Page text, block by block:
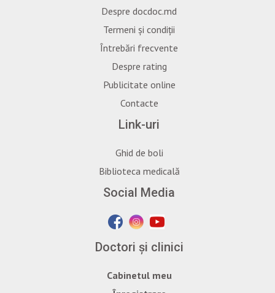
Despre docdoc.md
Termeni și condiții
Întrebări frecvente
Despre rating
Publicitate online
Contacte
Link-uri
Ghid de boli
Biblioteca medicală
Social Media
Doctori și clinici
Cabinetul meu